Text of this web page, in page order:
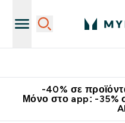
-40% σε
Μόνο στο app: -35%